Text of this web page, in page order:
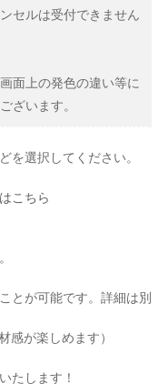
セルは受付できません
面上の発色の違い等に
ざいます。
を選択してください。
こちら
とが可能です。詳細は別
感が楽しめます）
たします！